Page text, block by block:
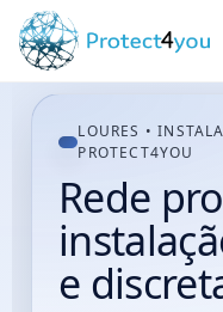
LOURES •
PROTECT4YOU
Rede
e